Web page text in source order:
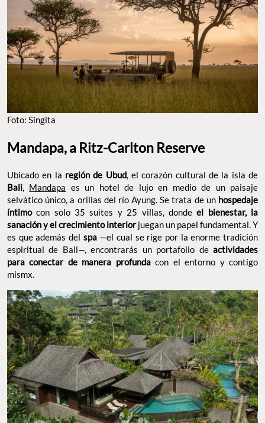
FOTO: SINGITA
Mandapa, a Ritz-Carlton Reserve
Ubicado en laregión de Ubud, el corazón cultural de la isla de
Bali , Mandapa es un hotel de lujo en medio de un paisaje
selvático único, a orillas del río Ayung. Se trata de un hospedaje
íntimocon solo 35 suites y 25 villas, dondeel bienestar, la
sanación y el crecimiento interior
fundamental. Y es que además del
spa
enorme tradición espiritual de Bali—, encontrarás un portafolio de
y contigo mismx.
LA RESERVA DE RITZ-CARLTON EN BALI CUENTA CON 25 VILLAS PRIVADAS. FOTO:
RITZ CARLTON